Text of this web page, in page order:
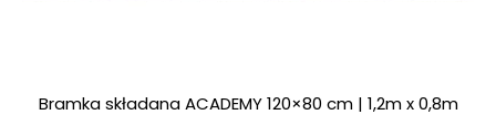
Bramka składana ACADEMY 120×80 cm | 1,2m x 0,8m